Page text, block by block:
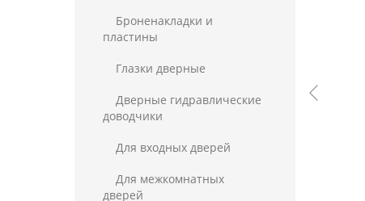
Броненакладки и
пластины
Глазки дверные
Дверные гидравлические
доводчики
Для входных дверей
Для межкомнатных
дверей